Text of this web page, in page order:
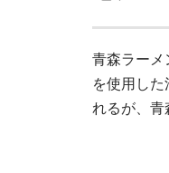
青森ラーメ
を使用し
れるが、青